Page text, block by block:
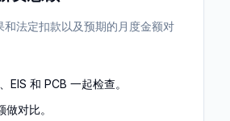
和法定扣款以及预期的月度金额对
EIS 和 PCB 一起检查。
对比。